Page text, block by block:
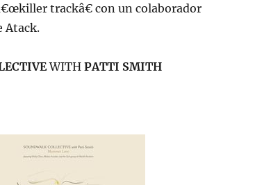
trackâ€ con un colaborador
Atack.
WITH PATTI SMITH